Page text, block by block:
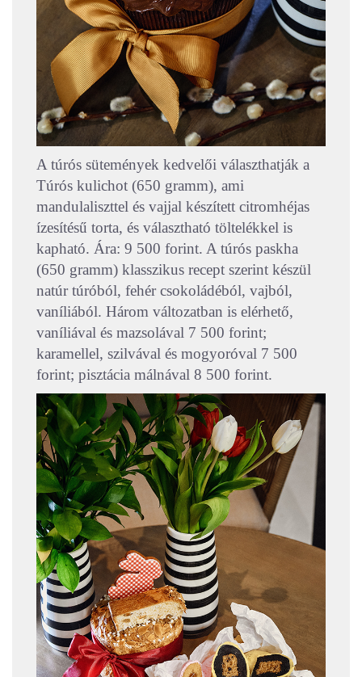
A túrós sütemények kedvelői választhatják a
Túrós kulichot (650 gramm), ami
mandulaliszttel és vajjal készített citromhéjas
ízesítésű torta, és választható töltelékkel is
kapható. Ára: 9 500 forint. A túrós paskha
(650 gramm) klasszikus recept szerint készül
natúr túróból, fehér csokoládéból, vajból,
vaníliából. Három változatban is elérhető,
vaníliával és mazsolával 7 500 forint;
karamellel, szilvával és mogyoróval 7 500
forint; pisztácia málnával 8 500 forint.